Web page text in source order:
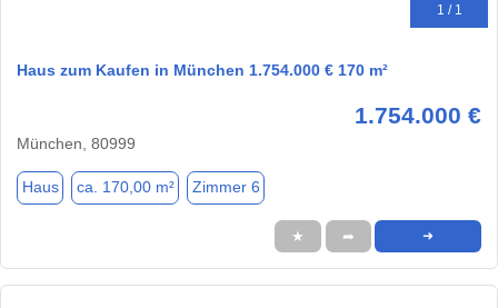
1 / 1
Haus zum Kaufen in München 1.754.000 € 170 m²
1.754.000 €
München, 80999
Haus ca. 170,00 m² Zimmer 6
★ ➦ ➜